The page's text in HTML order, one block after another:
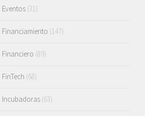
Eventos (31)
Financiamiento (147)
Financiero (89)
FinTech (68)
Incubadoras (63)